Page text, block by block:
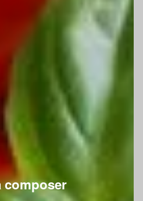
composer